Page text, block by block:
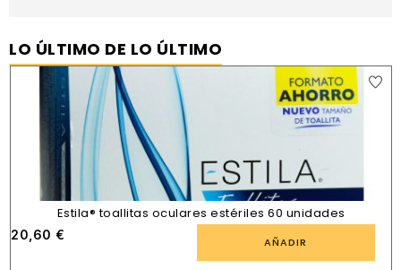
LO ÚLTIMO DE LO ÚLTIMO
Estila® toallitas oculares estériles 60 unidades
20,60 € AÑADIR